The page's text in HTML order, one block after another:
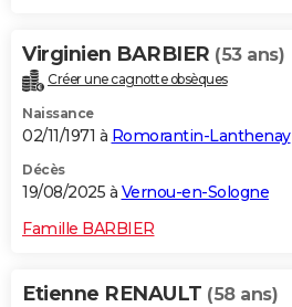
Dictionnaire
Biographies
Citations
Expressions
Proverbes
PROGRAMME TV
COPAINS D'AVANT
S'inscrire
Se connecter
Lycées
Collèges
Primaires
Universités
Entreprises
Service militaire
Avis de recherche
AVIS DE DÉCÈS
Virginien BARBIER (53 ans)
Créer une cagnotte obsèques
Naissance
02/11/1971 à Romorantin-Lanthenay
Décès
19/08/2025 à Vernou-en-Sologne
Famille BARBIER
Etienne RENAULT (58 ans)